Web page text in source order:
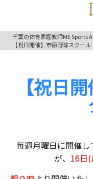
千葉の体育家庭教師ME Sports
【祝日開催】市原野球スクール
【祝日
毎週月曜日に開催
が、 16日